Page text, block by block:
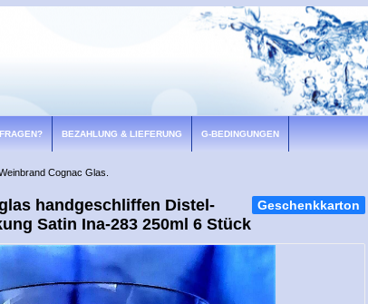
BEZAHLUNG & LIEFERUNG G-BEDINGUNGEN
Cognac Glas.
Geschenkkarton
handgeschliffen Distel-
Satin Ina-283 250ml 6 Stück